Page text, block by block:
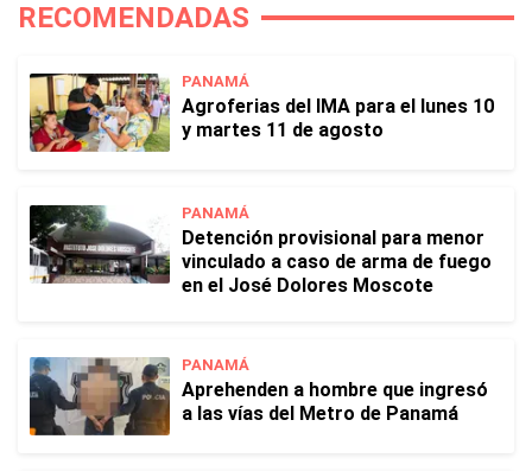
RECOMENDADAS
PANAMÁ
Agroferias del IMA para el lunes 10
y martes 11 de agosto
PANAMÁ
Detención provisional para menor
vinculado a caso de arma de fuego
en el José Dolores Moscote
PANAMÁ
Aprehenden a hombre que ingresó
a las vías del Metro de Panamá